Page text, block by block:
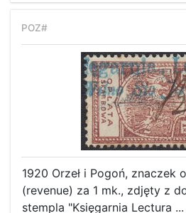
1920 Orzeł i Pogoń, znaczek
(revenue) za 1 mk., zdjęty z
stempla "Księgarnia Lectura ...